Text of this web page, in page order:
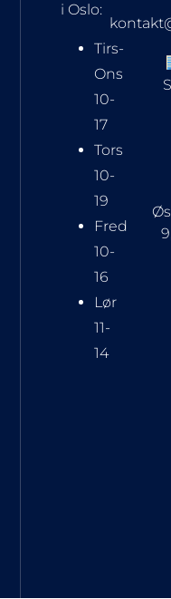
i Oslo:
Tirs-
Ons
10-
17
Tors
10-
19
Fred
10-
16
Lør
11-
14